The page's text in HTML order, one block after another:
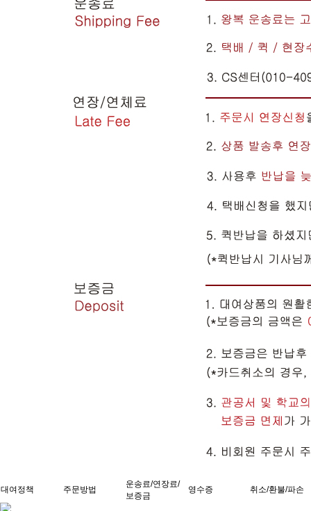
대여정책 주문방법
운송료/연장료/
보증금
영수증 취소/환불/파손